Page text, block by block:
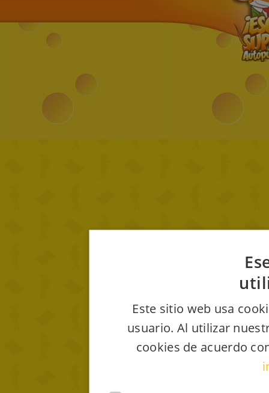
Este sitio web usa
usuario. Al utilizar
cookies de acuerdo